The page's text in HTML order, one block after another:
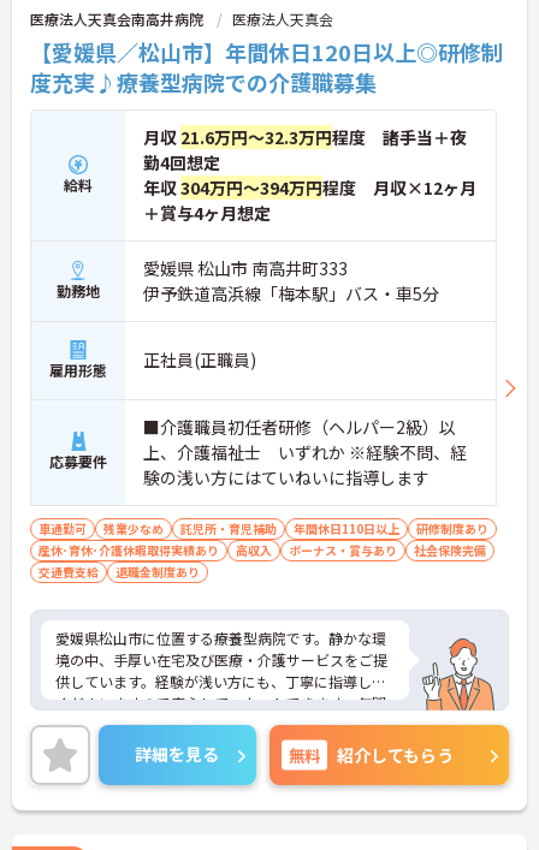
医療法人天真会南高井病院 医療法人天真会
【愛媛県／松山市】年間休日120日以上◎研修制
度充実♪療養型病院での介護職募集
給料
月収 21.6万円～32.3万円程度 諸手当＋夜
勤4回想定
年収304万円～394万円程度 月収×12ヶ月
＋賞与4ヶ月想定
勤務地
愛媛県 松山市 南高井町333
伊予鉄道高浜線「梅本駅」バス・車5分
雇用形態 正社員(正職員)
応募要件
■介護職員初任者研修（ヘルパー2級）以
上、介護福祉士 いずれか ※経験不問、経
験の浅い方にはていねいに指導します
車通勤可 残業少なめ 託児所・育児補助 年間休日110日以上
研修制度あり
産休･育休･介護休暇取得実績あり
高収入 ボーナス・賞与あり
社会保険完備
交通費支給
退職金制度あり
愛媛県松山市に位置する療養型病院です。静かな環
境の中、手厚い在宅及び医療・介護サービスをご提
供しています。経験が浅い方にも、丁寧に指導して
くださいますので安心してスタートできます。年間
休日は120日以上あり、メリハリのある勤務が可能
です。ご興味のある方には、面接対策ポイントな
ど、さらに詳細をお話しいたしますのでお気軽にご
相談ください！
詳細を見る 無料 紹介してもらう